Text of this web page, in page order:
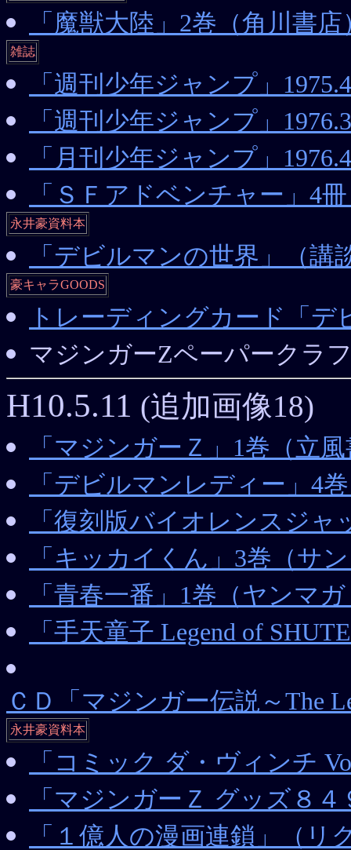
「魔獣大陸」2巻（角川書店
雑誌
「週刊少年ジャンプ」
「週刊少年ジャンプ」
「月刊少年ジャンプ」
「ＳＦアドベンチャー」4
永井豪資料本
「デビルマンの世界」（講
豪キャラGOODS
トレーディングカード「
マジンガーZペーパークラ
H10.5.11 (追加画像18)
「マジンガーＺ」1巻（立
「デビルマンレディー」4
「復刻版バイオレンスジ
「キッカイくん」3巻（サ
「青春一番」1巻（ヤンマ
「手天童子 Legend of
ＣＤ「マジンガー伝説～The
永井豪資料本
「コミック ダ・ヴィンチ
「マジンガーＺ グッズ８
「１億人の漫画連鎖」（